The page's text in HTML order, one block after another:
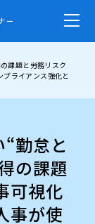
ー
課題と労務リスク
プライアンス強化と
勤怠と
の課題
可視化
事が使